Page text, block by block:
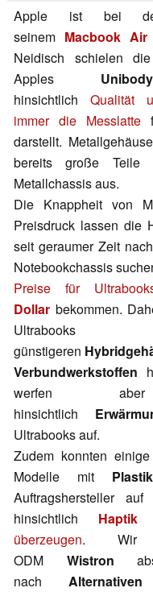
Apple ist bei den
seinem Macbook Air
Neidisch schielen
Apples
hinsichtlich Qualität
immer die Messlatte
darstellt.
bereits große Teile
Metallchassis aus.
Die Knappheit von
Preisdruck lassen die
seit geraumer Zeit
Notebookchassis
Preise für
Dollar bekommen.
günstigeren
Verbundwerkstoffen
werfen
hinsichtlich
Ultrabooks auf.
Zudem konnten
Modelle mit
Auftragshersteller
hinsichtlich Haptik
überzeugen. Wir
ODM Wistron
nachAlternativen